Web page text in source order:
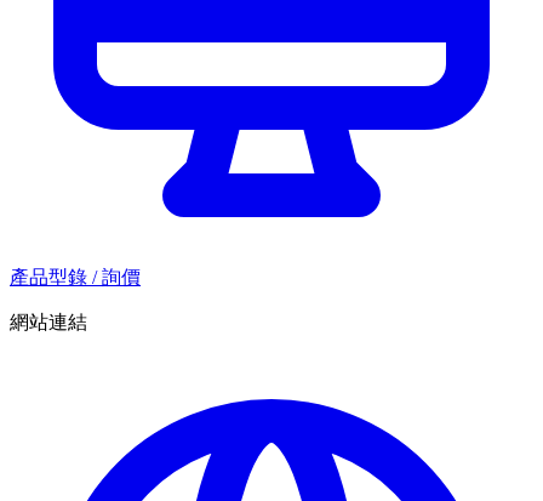
產品型錄 / 詢價
網站連結